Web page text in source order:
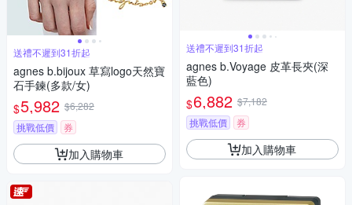
送禮不遲到31折起
agnes b.bijoux 草寫logo天然寶
石手鍊(多款/女)
$5,982 $6,282
挑戰低價
券
加入購物車
送禮不遲到31折起
agnes b.Voyage 皮革長夾(深
藍色)
$6,882 $7,182
挑戰低價
券
加入購物車